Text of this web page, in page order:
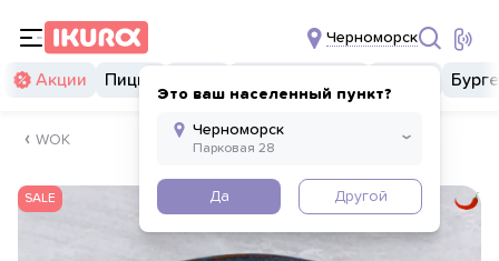
Черноморск
Это ваш населенный пункт?
Да Другой
Акции Пицца
WOK
SALE